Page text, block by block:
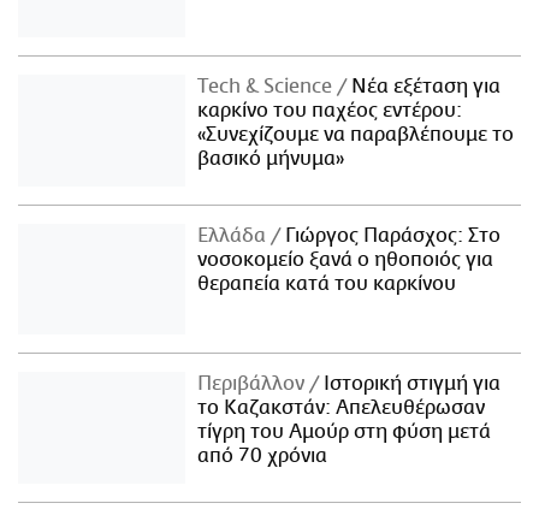
Τech & Science
Νέα εξέταση για
καρκίνο του παχέος εντέρου:
«Συνεχίζουμε να παραβλέπουμε το
βασικό μήνυμα»
Ελλάδα
Γιώργος Παράσχος: Στο
νοσοκομείο ξανά ο ηθοποιός για
θεραπεία κατά του καρκίνου
Περιβάλλον
Ιστορική στιγμή για
το Καζακστάν: Απελευθέρωσαν
τίγρη του Αμούρ στη φύση μετά
από 70 χρόνια